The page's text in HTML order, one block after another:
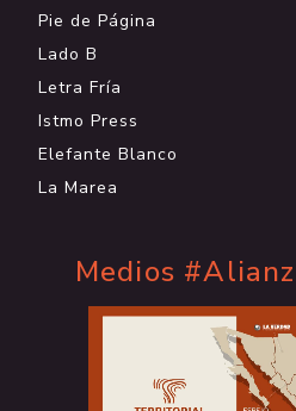
Pie de Página
Lado B
Letra Fría
Istmo Press
Elefante Blanco
La Marea
Medios